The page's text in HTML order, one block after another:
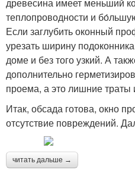
теплопроводности и
Если заглубить оконный
урезать ширину
доме и без того узкий. А
дополнительно
проема, а это лишние траты
Итак, обсада готова, окно
отсутствие повреждений.
читать дальше →